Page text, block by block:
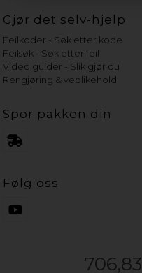
706,83
Gjør det selv-hjelp
Feilkoder - Søk etter kode
Feilsøk - Søk etter feil
Video guider - Slik gjør du
Rengjøring & vedlikehold
Spor pakken din
Følg oss